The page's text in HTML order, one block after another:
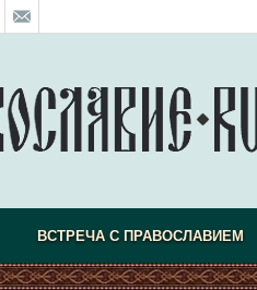
ВСТРЕЧА С ПРАВОСЛАВИЕМ